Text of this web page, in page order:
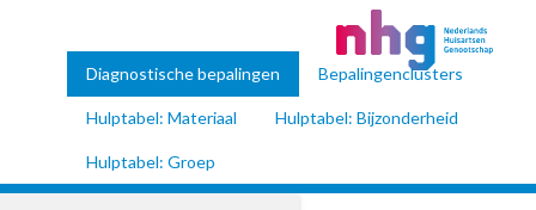
Diagnostische bepalingen Bepalingenclusters
Hulptabel: Materiaal Hulptabel: Bijzonderheid
Hulptabel: Groep